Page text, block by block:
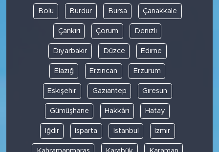
Bolu Burdur Bursa Çanakkale
Çankırı Çorum Denizli
Diyarbakır Düzce Edirne
Elazığ Erzincan Erzurum
Eskişehir Gaziantep Giresun
Gümüşhane Hakkâri Hatay
Iğdır Isparta İstanbul İzmir